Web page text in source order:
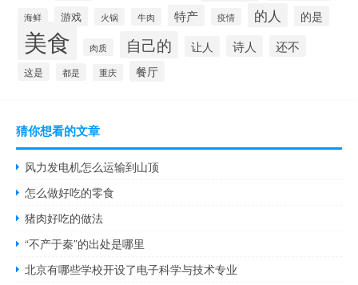
海鲜 游戏 火锅 牛肉 特产 疫情 的人 的是
美食 肉质 自己的 让人 诗人 还不
这是 都是 重庆 餐厅
猜你想看的文章
风力发电机怎么运输到山顶
怎么做好吃的零食
猪肉好吃的做法
“不产于秦”的出处是哪里
北京有哪些学校开设了电子科学与技术专业